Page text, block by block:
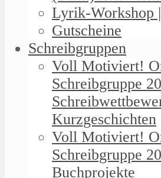
Lyrik-Workshop
Gutscheine
Schreibgruppen
Voll Motiviert!
Schreibgruppe
Kurzgeschichten
Voll Motiviert!
Schreibgruppe
Buchprojekte